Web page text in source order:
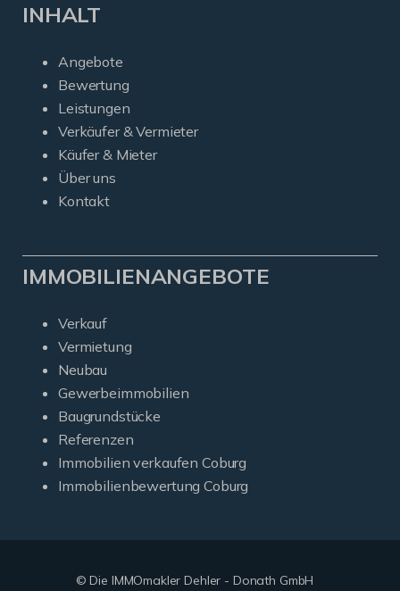
INHALT
Angebote
Bewertung
Leistungen
Verkäufer & Vermieter
Käufer & Mieter
Über uns
Kontakt
IMMOBILIENANGEBOTE
Verkauf
Vermietung
Neubau
Gewerbeimmobilien
Baugrundstücke
Referenzen
Immobilien verkaufen Coburg
Immobilienbewertung Coburg
© Die IMMOmakler Dehler - Donath GmbH